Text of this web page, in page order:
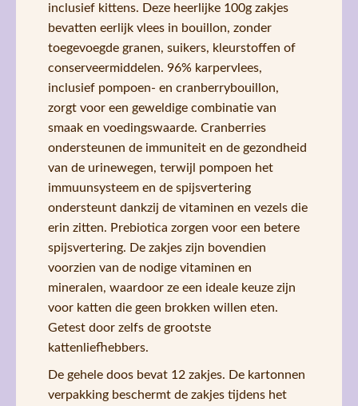
inclusief kittens. Deze heerlijke 100g zakjes
bevatten eerlijk vlees in bouillon, zonder
toegevoegde granen, suikers, kleurstoffen of
conserveermiddelen. 96% karpervlees,
inclusief pompoen- en cranberrybouillon,
zorgt voor een geweldige combinatie van
smaak en voedingswaarde. Cranberries
ondersteunen de immuniteit en de gezondheid
van de urinewegen, terwijl pompoen het
immuunsysteem en de spijsvertering
ondersteunt dankzij de vitaminen en vezels die
erin zitten. Prebiotica zorgen voor een betere
spijsvertering. De zakjes zijn bovendien
voorzien van de nodige vitaminen en
mineralen, waardoor ze een ideale keuze zijn
voor katten die geen brokken willen eten.
Getest door zelfs de grootste
kattenliefhebbers.
De gehele doos bevat 12 zakjes. De kartonnen
verpakking beschermt de zakjes tijdens het